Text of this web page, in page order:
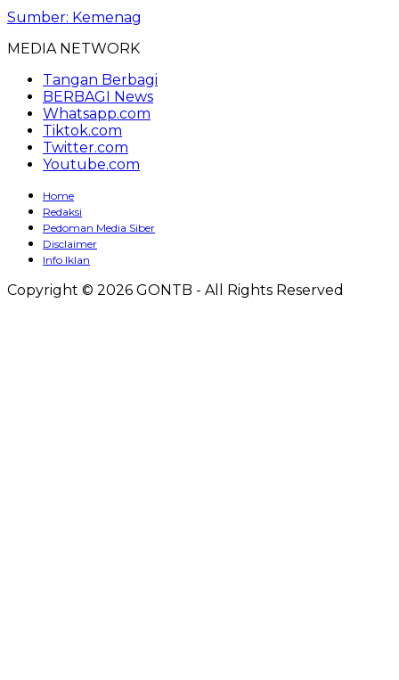
Sumber: Kemenag
MEDIA NETWORK
Tangan Berbagi
BERBAGI News
Whatsapp.com
Tiktok.com
Twitter.com
Youtube.com
Home
Redaksi
Pedoman Media Siber
Disclaimer
Info Iklan
Copyright © 2026 GONTB - All Rights Reserved